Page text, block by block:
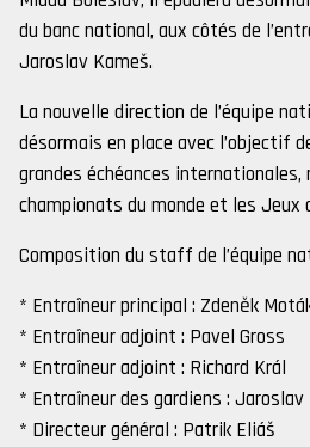
du banc national, aux côtés de
Jaroslav Kameš.
La nouvelle direction de l’équipe
désormais en place avec l’objectif
grandes échéances
championats du monde et les Jeux
Composition du staff de l’équipe
* Entraîneur principal : Zdeněk
* Entraîneur adjoint : Pavel Gross
* Entraîneur adjoint : Richard Král
* Entraîneur des gardiens : Jaroslav
* Directeur général : Patrik Eliáš